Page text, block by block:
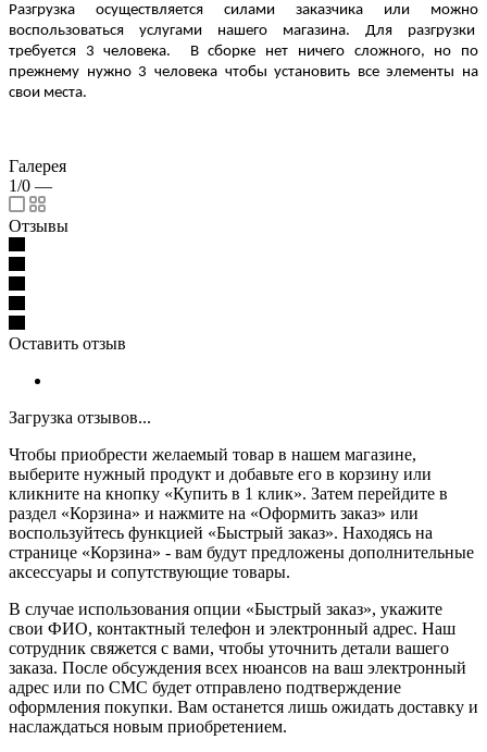
Разгрузка осуществляется силами заказчика или можно
воспользоваться услугами нашего магазина. Для разгрузки
требуется 3 человека. В сборке нет ничего сложного, но по
прежнему нужно 3 человека чтобы установить все элементы на
свои места.
Галерея
1/0 —
Отзывы
Оставить отзыв
Загрузка отзывов...
Чтобы приобрести желаемый товар в нашем магазине,
выберите нужный продукт и добавьте его в корзину или
кликните на кнопку «Купить в 1 клик». Затем перейдите в
раздел «Корзина» и нажмите на «Оформить заказ» или
воспользуйтесь функцией «Быстрый заказ». Находясь на
странице «Корзина» - вам будут предложены дополнительные
аксессуары и сопутствующие товары.
В случае использования опции «Быстрый заказ», укажите
свои ФИО, контактный телефон и электронный адрес. Наш
сотрудник свяжется с вами, чтобы уточнить детали вашего
заказа. После обсуждения всех нюансов на ваш электронный
адрес или по СМС будет отправлено подтверждение
оформления покупки. Вам останется лишь ожидать доставку и
наслаждаться новым приобретением.